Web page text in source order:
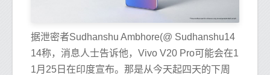
据泄密者Sudhanshu Ambhore(@ Sudhanshu14
14称，消息人士告诉他，Vivo V20 Pro可能会在1
1月25日在印度宣布。那是从今天起四天的下周